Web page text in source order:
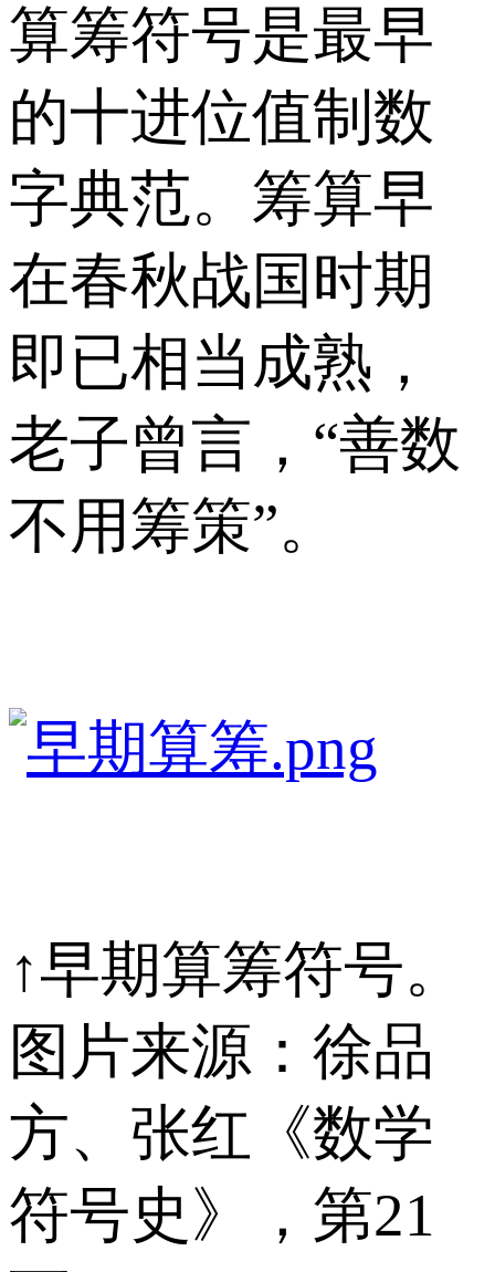
算筹符号是最早
的十进位值制数
字典范。筹算早
在春秋战国时期
即已相当成熟，
老子曾言，“善数
不用筹策”。
↑早期算筹符号。
图片来源：徐品
方、张红《数学
符号史》，第21